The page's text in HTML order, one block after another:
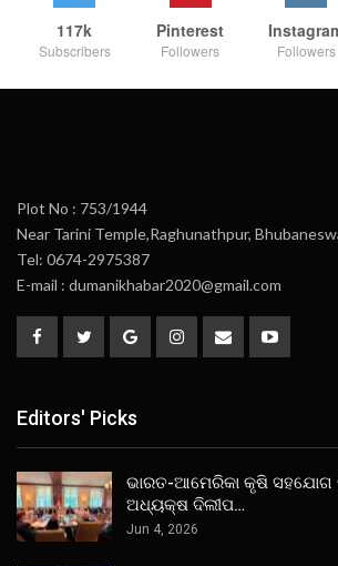
117k
Subscribers
Pinterest
Followers Followers
Plot No : 753/1944
Near Tarini Temple,Raghunathpur,
Tel: 0674-2975387
E-mail : dumanikhabar2020@gmail.com
Editors' Picks
ଭାରତ-ଆମେରିକା କୃଷି
ଅଧ୍ୟକ୍ଷ ଦିଲୀପ…
Jun 4, 2026